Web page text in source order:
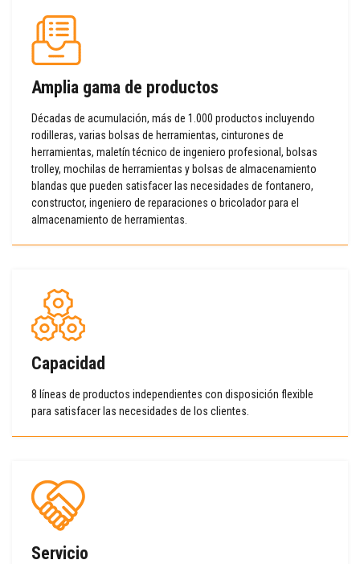
Amplia gama de productos
Décadas de acumulación, más de 1.000 productos incluyendo
rodilleras, varias bolsas de herramientas, cinturones de
herramientas, maletín técnico de ingeniero profesional, bolsas
trolley, mochilas de herramientas y bolsas de almacenamiento
blandas que pueden satisfacer las necesidades de fontanero,
constructor, ingeniero de reparaciones o bricolador para el
almacenamiento de herramientas.
Capacidad
8 líneas de productos independientes con disposición flexible
para satisfacer las necesidades de los clientes.
Servicio